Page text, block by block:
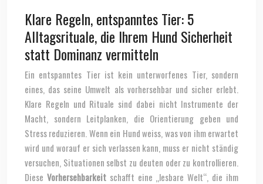
Klare Regeln, entspanntes Tier: 5
Alltagsrituale, die Ihrem Hund Sicherheit
statt Dominanz vermitteln
Ein entspanntes Tier ist kein unterworfenes Tier, sondern
eines, das seine Umwelt als vorhersehbar und sicher erlebt.
Klare Regeln und Rituale sind dabei nicht Instrumente der
Macht, sondern Leitplanken, die Orientierung geben und
Stress reduzieren. Wenn ein Hund weiss, was von ihm erwartet
wird und worauf er sich verlassen kann, muss er nicht ständig
versuchen, Situationen selbst zu deuten oder zu kontrollieren.
Diese Vorhersehbarkeitschafft eine „lesbare Welt“, die ihm